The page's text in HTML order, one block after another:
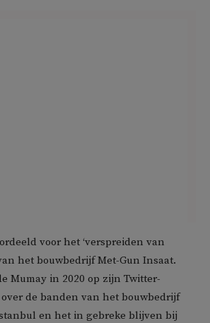
voor het ‘verspreiden van
het bouwbedrijf Met-Gun Insaat.
Mumay in 2020 op zijn Twitter-
de banden van het bouwbedrijf
en het in gebreke blijven bij